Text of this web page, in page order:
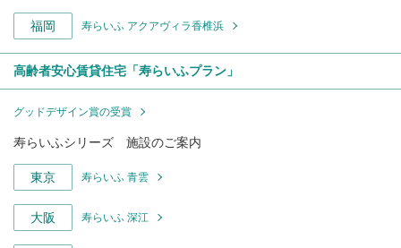
福岡 寿らいふ アクアヴィラ香椎浜
高齢者安心賃貸住宅「寿らいふプラン」
グッドデザイン賞の受賞
寿らいふシリーズ 施設のご案内
東京 寿らいふ 青雲
大阪 寿らいふ 深江